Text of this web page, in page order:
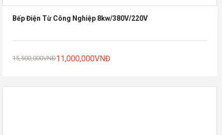
Bếp Điện Từ Công Nghiệp 8kw/380V/220V
15,500,000VNĐ11,000,000VNĐ